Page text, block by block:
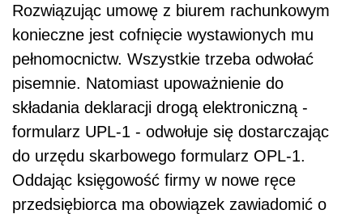
Rozwiązując umowę z biurem rachunkowym
konieczne jest cofnięcie wystawionych mu
pełnomocnictw. Wszystkie trzeba odwołać
pisemnie. Natomiast upoważnienie do
składania deklaracji drogą elektroniczną -
formularz UPL-1 - odwołuje się dostarczając
do urzędu skarbowego formularz OPL-1.
Oddając księgowość firmy w nowe ręce
przedsiębiorca ma obowiązek zawiadomić o